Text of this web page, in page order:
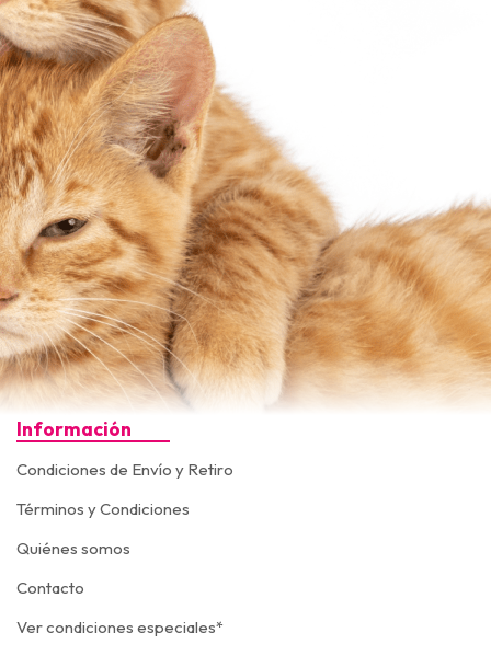
Información
Condiciones de Envío y Retiro
Términos y Condiciones
Quiénes somos
Contacto
Ver condiciones especiales*